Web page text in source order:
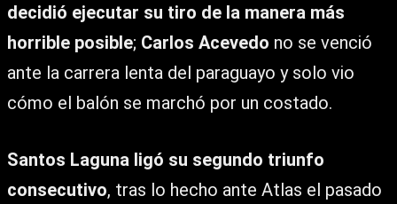
decidió ejecutar su tiro de la manera más
horrible posible; Carlos Acevedo no se venció
ante la carrera lenta del paraguayo y solo vio
cómo el balón se marchó por un costado.
Santos Laguna ligó su segundo triunfo
consecutivo, tras lo hecho ante Atlas el pasado